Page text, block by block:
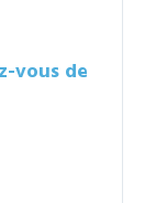
vous de